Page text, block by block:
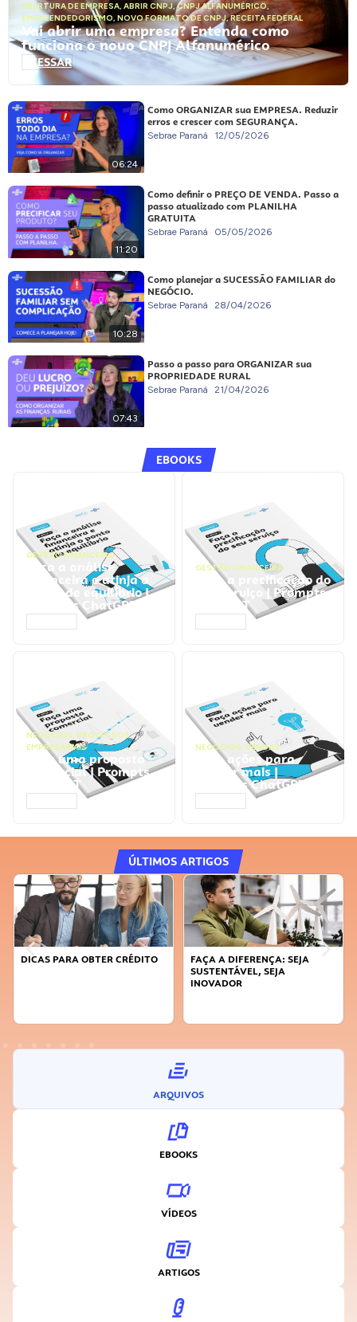
ABERTURA DE EMPRESA, ABRIR CNPJ,CNPJ ALFANUMÉRICO,
EMPREENDEDORISMO, NOVO FORMATO DE CNPJ,RECEITA FEDERAL
Vai abrir uma empresa? Entenda como
funciona o novo CNPJ Alfanumérico
ACESSAR
06:24
Como ORGANIZAR sua EMPRESA. Reduzir
erros e crescer com SEGURANÇA.
Sebrae Paraná 12/05/2026
11:20
Como definir o PREÇO DE VENDA. Passo a
passo atualizado com PLANILHA
GRATUITA
Sebrae Paraná 05/05/2026
10:28
Como planejar a SUCESSÃO FAMILIAR do
NEGÓCIO.
Sebrae Paraná 28/04/2026
07:43
Passo a passo para ORGANIZAR sua
PROPRIEDADE RURAL
Sebrae Paraná 21/04/2026
EBOOKS
GESTÃO FINANCEIRA
Faça a análise
financeira e atinja o
ponto de equilíbrio |
Prompts ChatGPT
GESTÃO FINANCEIRA
Faça a precificação do
seu serviço | Prompts
ChatGPT
NEGÓCIOS, PROCESSOS
EMPRESARIAIS
Faça uma proposta
comercial | Prompts
ChatGPT
NEGÓCIOS, VENDAS
Faça ações para
vender mais |
Prompts ChatGPT
ÚLTIMOS ARTIGOS
DICAS PARA OBTER CRÉDITO
FAÇA A DIFERENÇA: SEJA
SUSTENTÁVEL, SEJA
INOVADOR
ARQUIVOS
EBOOKS
VÍDEOS
ARTIGOS